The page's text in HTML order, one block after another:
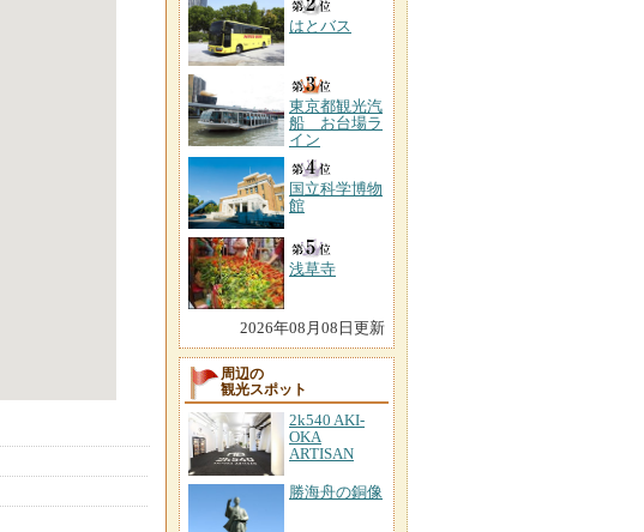
はとバス
東京都観光汽
船 お台場ラ
イン
国立科学博物
館
浅草寺
2026年08月08日更新
周辺の
観光スポット
2k540 AKI-
OKA
ARTISAN
勝海舟の銅像